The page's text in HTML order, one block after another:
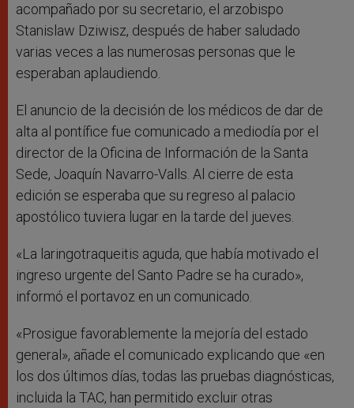
acompañado por su secretario, el arzobispo
Stanislaw Dziwisz, después de haber saludado
varias veces a las numerosas personas que le
esperaban aplaudiendo.
El anuncio de la decisión de los médicos de dar de
alta al pontífice fue comunicado a mediodía por el
director de la Oficina de Información de la Santa
Sede, Joaquín Navarro-Valls. Al cierre de esta
edición se esperaba que su regreso al palacio
apostólico tuviera lugar en la tarde del jueves.
«La laringotraqueitis aguda, que había motivado el
ingreso urgente del Santo Padre se ha curado»,
informó el portavoz en un comunicado.
«Prosigue favorablemente la mejoría del estado
general», añade el comunicado explicando que «en
los dos últimos días, todas las pruebas diagnósticas,
incluida la TAC, han permitido excluir otras